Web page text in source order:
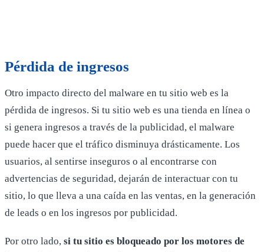
Pérdida de ingresos
Otro impacto directo del malware en tu sitio web es la
pérdida de ingresos. Si tu sitio web es una tienda en línea o
si genera ingresos a través de la publicidad, el malware
puede hacer que el tráfico disminuya drásticamente. Los
usuarios, al sentirse inseguros o al encontrarse con
advertencias de seguridad, dejarán de interactuar con tu
sitio, lo que lleva a una caída en las ventas, en la generación
de leads o en los ingresos por publicidad.
Por otro lado, si tu sitio es bloqueado por los motores de